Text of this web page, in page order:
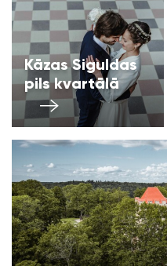
Kāzas Siguldas
pils kvartālā